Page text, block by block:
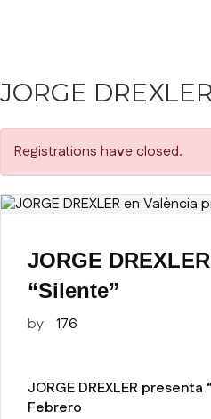
JORGE
Registrations have closed.
JORGE
“Silente”
by 176
JORGE DREXLER
Febrero